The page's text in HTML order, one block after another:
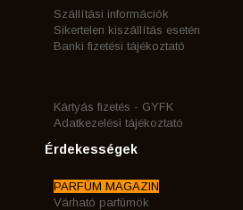
Szállítási információk
Sikertelen kiszállítás esetén
Banki fizetési tájékoztató
Kártyás fizetés - GYFK
Adatkezelési tájékoztató
Érdekességek
PARFÜM MAGAZIN
Várható parfümök